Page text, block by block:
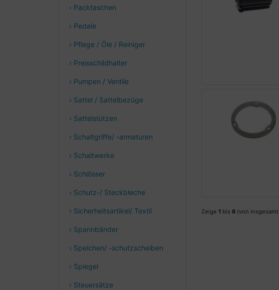
› Packtaschen
› Pedale
› Pflege / Öle / Reiniger
› Preisschildhalter
› Pumpen / Ventile
› Sattel / Sattelbezüge
› Sattelstützen
› Schaltgriffe/ -armaturen
› Schaltwerke
› Schlösser
› Schutz-/ Steckbleche
› Sicherheitsartikel/ Textil
› Spannbänder
› Speichen/ -schutzscheiben
› Spiegel
› Steuersätze
Zeige 1 bis 6 (von insgesamt